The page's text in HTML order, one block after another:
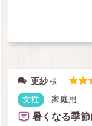
更紗
女性 家庭用
暑くなる季